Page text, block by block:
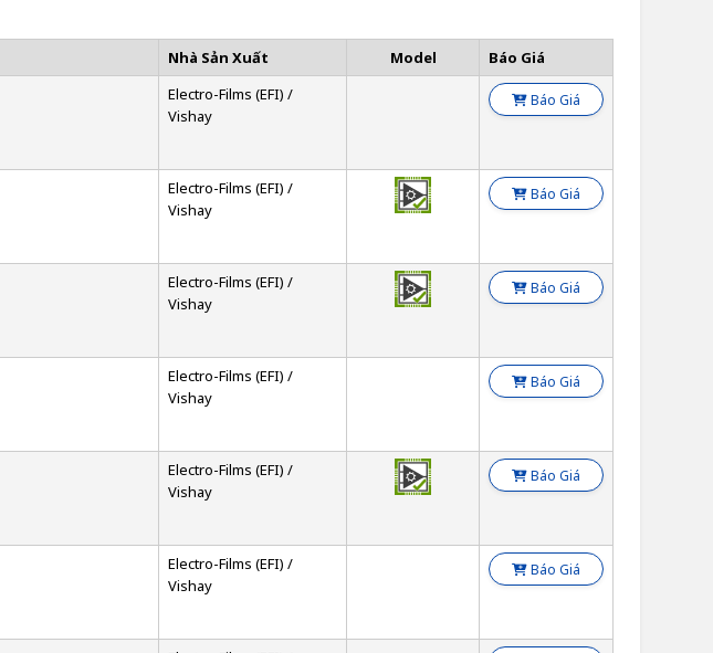
Nhà Sản Xuất Model Báo Giá
Electro-Films (EFI) /
Vishay
Báo Giá
Electro-Films (EFI) /
Vishay
Báo Giá
Electro-Films (EFI) /
Vishay
Báo Giá
Electro-Films (EFI) /
Vishay
Báo Giá
Electro-Films (EFI) /
Vishay
Báo Giá
Electro-Films (EFI) /
Vishay
Báo Giá